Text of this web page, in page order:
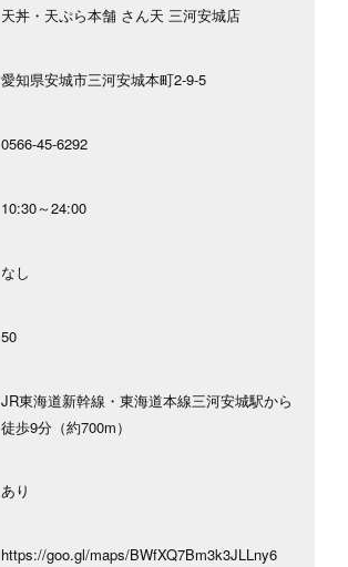
天丼・天ぷら本舗 さん天 三河安城店
愛知県安城市三河安城本町2-9-5
0566-45-6292
10:30～24:00
なし
50
JR東海道新幹線・東海道本線三河安城駅から
徒歩9分（約700m）
あり
https://goo.gl/maps/BWfXQ7Bm3k3JLLny6